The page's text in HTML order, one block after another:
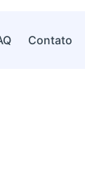
Contato